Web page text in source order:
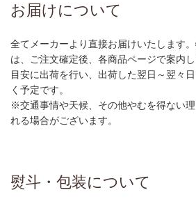
お届けについて
全てメーカーより直接お届けいたします
は、ご注文確定後、各商品ページで案内
目安に出荷を行い、出荷した翌日～翌々
く予定です。
※交通事情や天候、その他やむを得ない
れる場合がございます。
熨斗・包装について